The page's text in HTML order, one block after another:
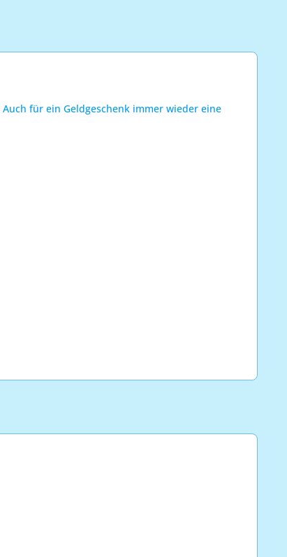
für ein Geldgeschenk immer wieder eine